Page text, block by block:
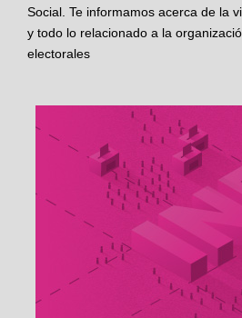
Social. Te informamos acerca de la
y todo lo relacionado a la
electorales